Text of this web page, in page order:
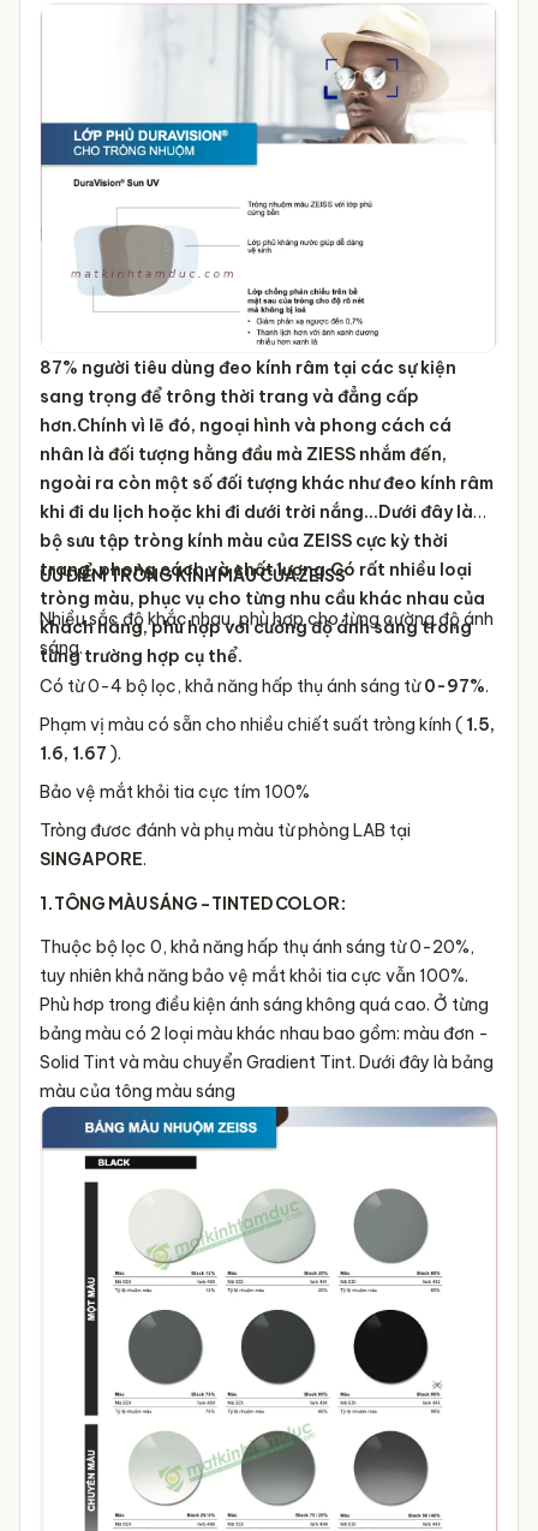
87% người tiêu dùng đeo kính râm tại các sự kiện
sang trọng để trông thời trang và đẳng cấp
hơn.Chính vì lẽ đó, ngoại hình và phong cách cá
nhân là đối tượng hằng đầu mà ZIESS nhắm đến,
ngoài ra còn một số đối tượng khác như đeo kính râm
khi đi du lịch hoặc khi đi dưới trời nắng...Dưới đây là
bộ sưu tập tròng kính màu của ZEISS cực kỳ thời
trang, phong cách và chất lượng.Có rất nhiều loại
tròng màu, phục vụ cho từng nhu cầu khác nhau của
khách hàng, phù hợp với cường độ ánh sáng trong
từng trường hợp cụ thể.
ƯU ĐIỂM TRÒNG KÍNH MÀU CỦA ZEISS
Nhiều sắc độ khắc nhau, phù hợp cho từng cường độ ánh
sáng.
Có từ 0-4 bộ lọc, khả năng hấp thụ ánh sáng từ0-97%.
Phạm vị màu có sẵn cho nhiều chiết suất tròng kính ( 1.5,
1.6, 1.67 ).
Bảo vệ mắt khỏi tia cực tím 100%
Tròng đươc đánh và phụ màu từ phòng LAB tại
SINGAPORE.
1.TÔNG MÀU SÁNG - TINTED COLOR:
Thuộc bộ lọc 0, khả năng hấp thụ ánh sáng từ 0-20%,
tuy nhiên khả năng bảo vệ mắt khỏi tia cực vẫn 100%.
Phù hơp trong điều kiện ánh sáng không quá cao. Ở từng
bảng màu có 2 loại màu khác nhau bao gồm: màu đơn -
Solid Tint và màu chuyển Gradient Tint. Dưới đây là bảng
màu của tông màu sáng